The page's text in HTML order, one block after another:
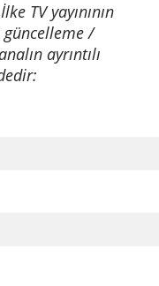
TV yayınının
/
ayrıntılı